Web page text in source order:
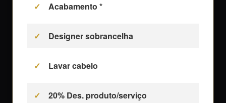
Acabamento *
Designer sobrancelha
Lavar cabelo
20% Des. produto/serviço